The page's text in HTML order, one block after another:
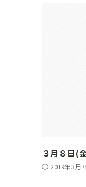
３月８日(
2019年3月7